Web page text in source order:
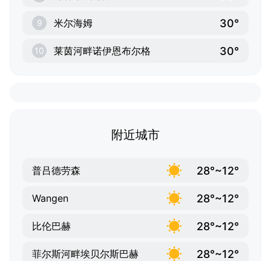
9 米尔海姆 30°
10 莱茵河畔诺伊恩布尔格 30°
附近城市
普吕德劳森 28°~12°
Wangen 28°~12°
比伦巴赫 28°~12°
菲尔斯河畔埃贝尔斯巴赫 28°~12°